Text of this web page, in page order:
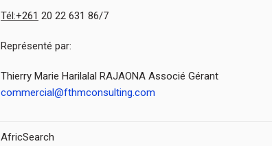
Tél:+261 20 22 631 86/7
Représenté par:
Thierry Marie Harilalal RAJAONA Associé Gérant
commercial@fthmconsulting.com
AfricSearch